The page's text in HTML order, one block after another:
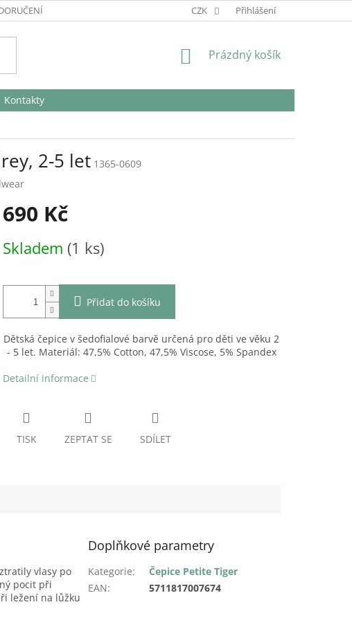
CZK Přihlášení
NÁKUPNÍ
Prázdný košík
Kontakty
2-5 let 1365-0609
690 Kč
cena:
Skladem (1 ks)
Přidat do košíku
Dětská čepice v šedofialové barvě určená pro děti ve věku 2
- 5 let. Materiál: 47,5% Cotton, 47,5% Viscose, 5% Spandex
Detailní informace
TISK ZEPTAT SE SDÍLET
vlasy po
pocit při
ležení na lůžku
Doplňkové parametry
Kategorie:
Čepice Petite Tiger
EAN: 5711817007674